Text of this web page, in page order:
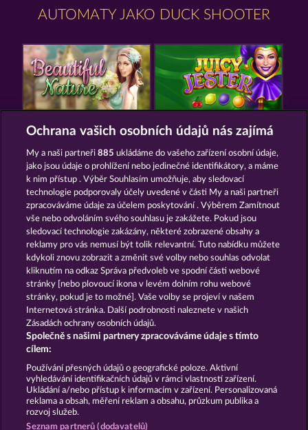
AUTOMATY JAKO DUCK SHOOTER
BEAUTIFUL NATURE JUICY JESTER
BEER PARTY SUPER DUPER MOORHUHN
Podmínky Prohlášení o ochraně údajů
Kontakt Společnost Časté dotazy
Facebook
Podat Žádost o Odstoupení
Ochrana vašich osobních údajů nás zajímá
My a naši partneři885 ukládáme do vašeho zařízení osobní údaje,
jako jsou údaje o prohlížení nebo jedinečné identifikátory, a máme
k nim přístup . Výběr Souhlasím umožňuje, aby sledovací
technologie podporovaly účely uvedené v části My a naši partneři
zpracováváme údaje za účelem poskytování . Výběrem Zamítnout
vše nebo odvoláním svého souhlasu je zakážete. Pokud jsou
sledovací technologie zakázány, některé zobrazené obsahy a
reklamy pro vás nemusí být tolik relevantní. Tuto nabídku můžete
kdykoli znovu zobrazit a změnit své volby nebo souhlas odvolat
kliknutím na odkaz Správa předvoleb ve spodní části webové
stránky [nebo plovoucí ikona v levém dolním rohu webové
stránky, pokud je to možné]. Vaše volby se projeví v našem
Internetová stránka. Další podrobnosti naleznete v našich
Zásadách ochrany osobních údajů.
Společně s našimi partnery zpracováváme údaje s tímto
cílem:
Používání přesných údajů o geografické poloze. Aktivní
vyhledávání identifikačních údajů v rámci vlastností zařízení.
Ukládání a/nebo přístup k informacím v zařízení. Personalizovaná
reklama a obsah, měření reklam a obsahu, průzkum publika a
rozvoj služeb.
Seznam partnerů (dodavatelů)